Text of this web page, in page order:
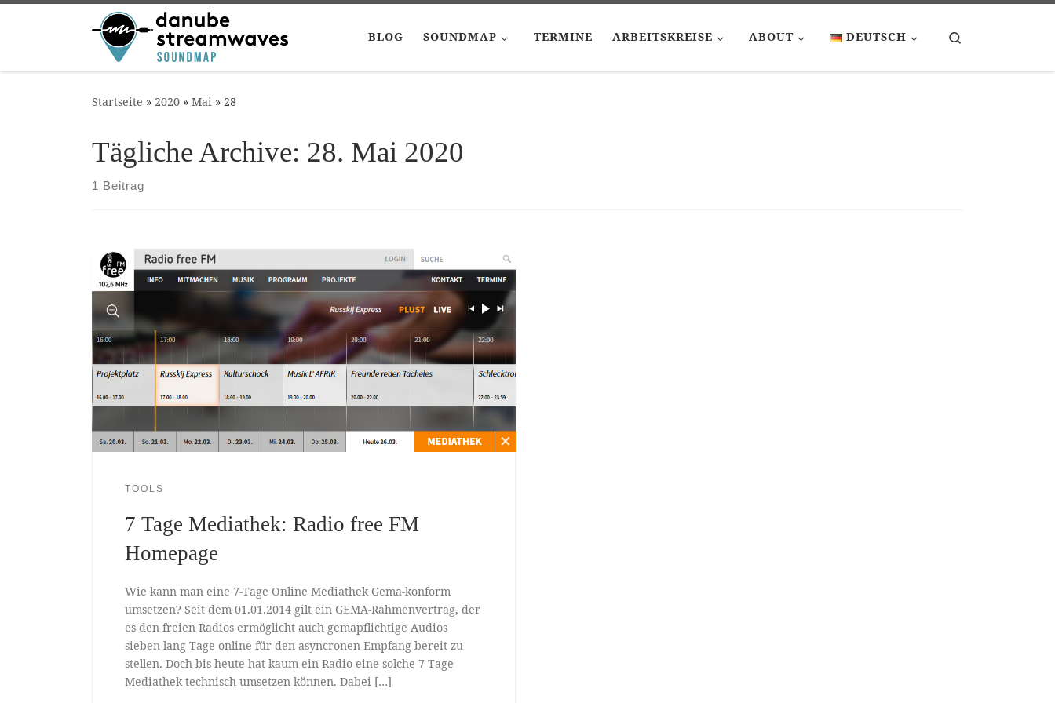
Zum Inhalt springen
BLOG SOUNDMAP TERMINE ARBEITSKREISE ABOUT DEUTSCH
Startseite » 2020 » Mai » 28
Tägliche Archive: 28. Mai 2020
1 Beitrag
TOOLS
7 Tage Mediathek: Radio free FM
Homepage
Wie kann man eine 7-Tage Online Mediathek Gema-konform
umsetzen? Seit dem 01.01.2014 gilt ein GEMA-Rahmenvertrag, der
es den freien Radios ermöglicht auch gemapflichtige Audios
sieben lang Tage online für den asyncronen Empfang bereit zu
stellen. Doch bis heute hat kaum ein Radio eine solche 7-Tage
Mediathek technisch umsetzen können. Dabei […]